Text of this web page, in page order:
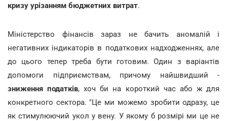
кризу урізанням бюджетних витрат.
Міністерство фінансів зараз не бачить аномалій і
негативних індикаторів в податкових надходженнях, але
до цього тепер треба бути готовим. Один з варіантів
допомоги підприємствам, причому найшвидший -
зниження податків, хоч би на короткий час або ж для
конкретного сектора. "Це ми можемо зробити одразу, це
як стимулюючий укол у вену. У якому б розмірі ми це не